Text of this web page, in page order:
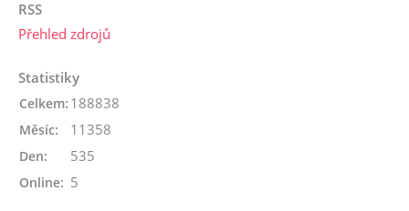
RSS
Přehled zdrojů
Statistiky
Online: 5
Celkem: 188838
Měsíc: 11358
Den: 535